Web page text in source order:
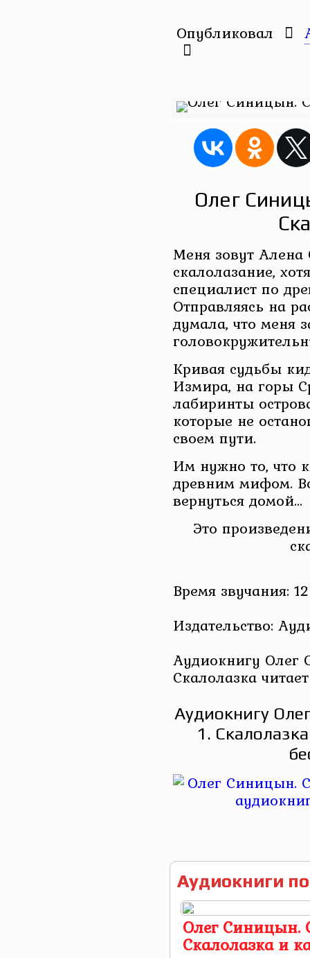
Опубликовал
Олег
Меня зовут
скалолазание,
специалист по
Отправляясь на
думала, что меня
Кривая судьбы
Измира, на горы
лабиринты
которые не
своем пути.
Им нужно то, что
древним мифом.
вернуться домой…
Это
Время звучания:
Издательство:
Аудиокнигу Олег
Скалолазка
Аудиокнигу
1.
Аудиокниги
Олег Синицын.
Скалолазка и